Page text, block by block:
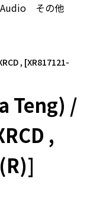
その他
, [XR817121-
Teng) /
,